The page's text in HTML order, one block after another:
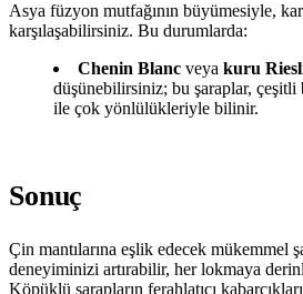
Asya füzyon mutfağının büyümesiyle,
karşılaşabilirsiniz. Bu durumlarda:
Chenin Blanc veya kuru
düşünebilirsiniz; bu şaraplar,
ile çok yönlülükleriyle bilinir.
Sonuç
Çin mantılarına eşlik edecek mükemmel
deneyiminizi artırabilir, her lokmaya
Köpüklü şarapların ferahlatıcı